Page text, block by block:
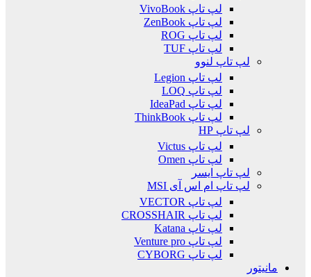
لپ تاپ VivoBook
لپ تاپ ZenBook
لپ تاپ ROG
لپ تاپ TUF
لپ تاپ لنوو
لپ تاپ Legion
لپ تاپ LOQ
لپ تاپ IdeaPad
لپ تاپ ThinkBook
لپ تاپ HP
لپ تاپ Victus
لپ تاپ Omen
لپ تاپ ایسر
لپ تاپ ام اس آی MSI
لپ تاپ VECTOR
لپ تاپ CROSSHAIR
لپ تاپ Katana
لپ تاپ Venture pro
لپ تاپ CYBORG
مانیتور